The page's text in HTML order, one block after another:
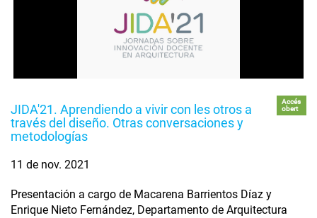
JIDA'21. Aprendiendo a vivir con les otros a
través del diseño. Otras conversaciones y
metodologías
Accés
obert
11 de nov. 2021
Presentación a cargo de Macarena Barrientos Díaz y
Enrique Nieto Fernández, Departamento de Arquitectura